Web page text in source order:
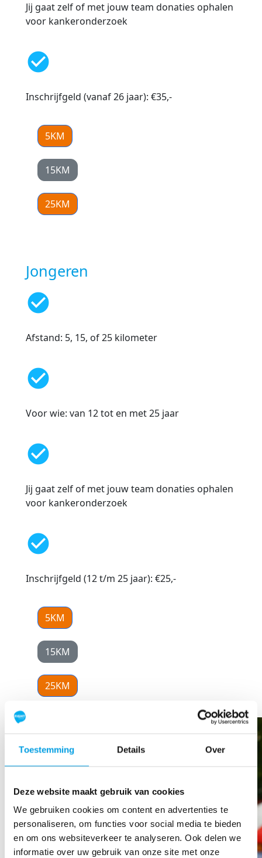
Toestemming Details Over
Deze website maakt gebruik van cookies
We gebruiken cookies om content en advertenties te
personaliseren, om functies voor social media te bieden
en om ons websiteverkeer te analyseren. Ook delen we
informatie over uw gebruik van onze site met onze
Jij gaat zelf of met jouw team donaties ophalen
voor kankeronderzoek
check_circle
Inschrijfgeld (vanaf 26 jaar): €35,-
5KM
15KM
25KM
Jongeren
check_circle
Afstand: 5, 15, of 25 kilometer
check_circle
Voor wie: van 12 tot en met 25 jaar
check_circle
Jij gaat zelf of met jouw team donaties ophalen
voor kankeronderzoek
check_circle
Inschrijfgeld (12 t/m 25 jaar): €25,-
5KM
15KM
25KM